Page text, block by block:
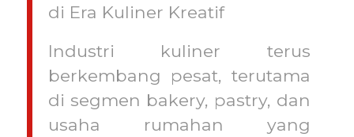
di Era Kuliner Kreatif
Industri kuliner terus
berkembang pesat, terutama
di segmen bakery, pastry, dan
usaha rumahan yang